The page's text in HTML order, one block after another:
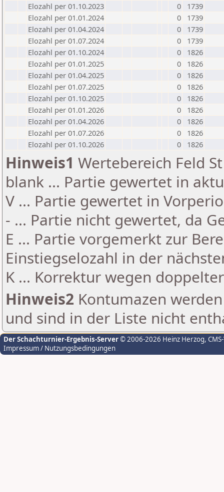
Elozahl per 01.10.2023
0
1739
Elozahl per 01.01.2024
0
1739
Elozahl per 01.04.2024
0
1739
Elozahl per 01.07.2024
0
1739
Elozahl per 01.10.2024
0
1826
Elozahl per 01.01.2025
0
1826
Elozahl per 01.04.2025
0
1826
Elozahl per 01.07.2025
0
1826
Elozahl per 01.10.2025
0
1826
Elozahl per 01.01.2026
0
1826
Elozahl per 01.04.2026
0
1826
Elozahl per 01.07.2026
0
1826
Elozahl per 01.10.2026
0 1826
Hinweis1 Wertebereich Feld
blank ... Partie gewertet in
V ... Partie gewertet in
- ... Partie nicht gewertet, da
E ... Partie vorgemerkt zur
Einstiegselozahl in der
K ... Korrektur wegen
Hinweis2 Kontumazen
und sind in der Liste nicht
Der Schachturnier-Ergebnis-Server© 2006-2026 Heinz Herzog,
Impressum / Nutzungsbedingungen